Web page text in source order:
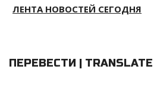
ЛЕНТА НОВОСТЕЙ СЕГОДНЯ
ПЕРЕВЕСТИ | TRANSLATE